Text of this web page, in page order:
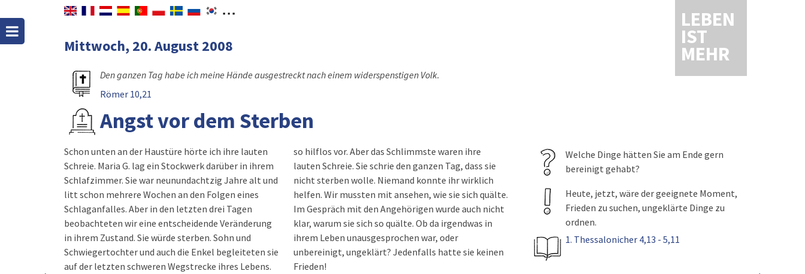
LEBEN
IST
MEHR
Mittwoch, 20. August 2008
Den ganzen Tag habe ich meine Hände ausgestreckt nach einem widerspenstigen Volk.
Römer 10,21
Angst vor dem Sterben
Schon unten an der Haustüre hörte ich ihre lauten
Schreie. Maria G. lag ein Stockwerk darüber in ihrem
Schlafzimmer. Sie war neunundachtzig Jahre alt und
litt schon mehrere Wochen an den Folgen eines
Schlaganfalles. Aber in den letzten drei Tagen
beobachteten wir eine entscheidende Veränderung
in ihrem Zustand. Sie würde sterben. Sohn und
Schwiegertochter und auch die Enkel begleiteten sie
auf der letzten schweren Wegstrecke ihres Lebens.
so hilflos vor. Aber das Schlimmste waren ihre
lauten Schreie. Sie schrie den ganzen Tag, dass sie
nicht sterben wolle. Niemand konnte ihr wirklich
helfen. Wir mussten mit ansehen, wie sie sich quälte.
Im Gespräch mit den Angehörigen wurde auch nicht
klar, warum sie sich so quälte. Ob da irgendwas in
ihrem Leben unausgesprochen war, oder
unbereinigt, ungeklärt? Jedenfalls hatte sie keinen
Frieden!
Welche Dinge hätten Sie am Ende gern
bereinigt gehabt?
Heute, jetzt, wäre der geeignete Moment,
Frieden zu suchen, ungeklärte Dinge zu
ordnen.
1. Thessalonicher 4,13 - 5,11